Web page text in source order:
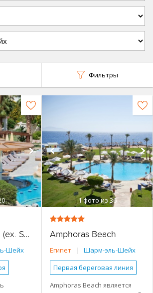
Фильтры
Amphoras Aqua (ex. Shores Golden)
Шейх
1фото из 36
Amphoras Beach
Египет
Шарм-эль-Шейх
Первая береговая линия
До 100 м от моря
Amphoras Beach является